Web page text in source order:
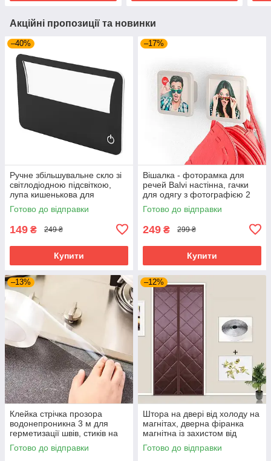
Акційні пропозиції та новинки
–40%
Ручне збільшувальне скло зі
світлодіодною підсвіткою,
лупа кишенькова для
читання
Готово до відправки
149 ₴ 249 ₴
Купити
–17%
Вішалка - фоторамка для
речей Balvi настінна, гачки
для одягу з фотографією 2
шт, Сірий
Готово до відправки
249 ₴ 299 ₴
Купити
–13%
Клейка стрічка прозора
водонепроникна 3 м для
герметизації швів, стиків на
кухні та ванній.
Готово до відправки
–12%
Штора на двері від холоду на
магнітах, дверна фіранка
магнітна із захистом від
холоду/протягів, шоколад
Готово до відправки